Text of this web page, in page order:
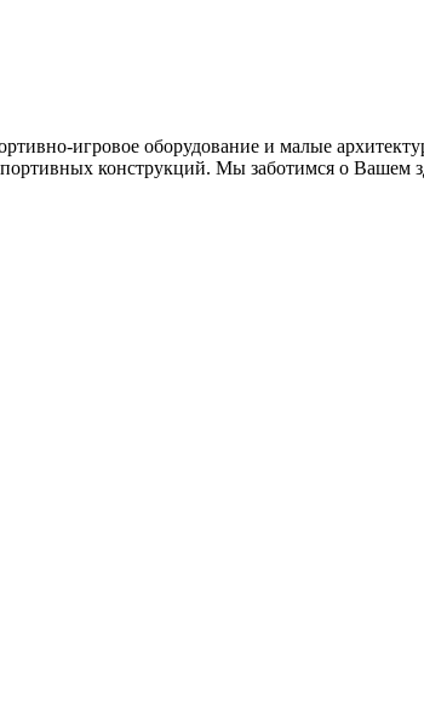
игровое оборудование и малые
конструкций. Мы заботимся о Вашем